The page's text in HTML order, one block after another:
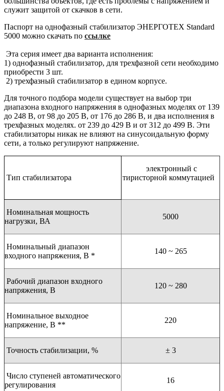
служит защитой от скачков в сети.
Паспорт на однофазный стабилизатор ЭНЕРГОТЕХ Standard
5000 можно скачать по ссылке
Эта серия имеет два варианта исполнения:
1) однофазный стабилизатор, для трехфазной сети необходимо
приобрести 3 шт.
2) трехфазный стабилизатор в едином корпусе.
Для точного подбора модели существует на выбор три
диапазона входного напряжения в однофазных моделях от 139
до 248 В, от 98 до 205 В, от 176 до 286 В, и два исполнения в
трехфазных моделях. от 239 до 429 В и от 312 до 499 В. Эти
стабилизаторы никак не влияют на синусоидальную форму
сети, а только регулируют напряжение.
Тип стабилизатора
электронный с
тиристорной коммутацией
Номинальная мощность
нагрузки, ВА
5000
Номинальный диапазон
входного напряжения, В *
140 ~ 265
Рабочий диапазон входного
напряжения, В
120 ~ 280
Номинальное выходное
напряжение, В **
220
Точность стабилизации, % ± 3
Число ступеней автоматического
регулирования
16